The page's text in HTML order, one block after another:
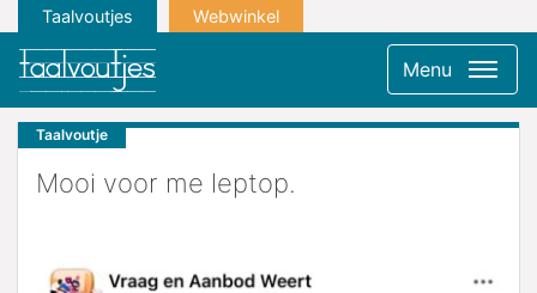
Taalvoutjes Webwinkel
Menu
Taalvoutje
Mooi voor me leptop.